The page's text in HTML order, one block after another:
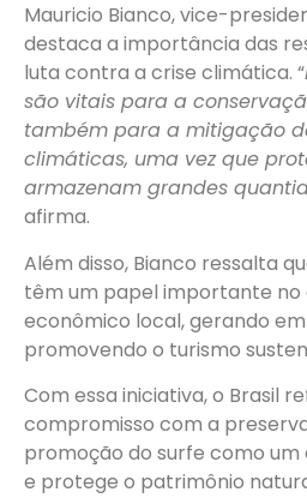
Mauricio Bianco, vice-
destaca a importância das
luta contra a crise climática. “
são vitais para a
também para a mitigação
climáticas, uma vez que
armazenam grandes
afirma.
Além disso, Bianco ressalta
têm um papel importante no
econômico local, gerando
promovendo o turismo
Com essa iniciativa, o Brasil
compromisso com a
promoção do surfe como
e protege o patrimônio